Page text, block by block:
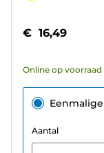
sterren.
beoordelingen
€ 16,49
Online op voorraad
Aantal